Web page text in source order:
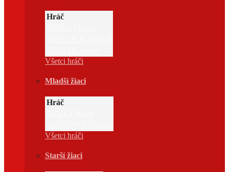
Hráč
Všetci hráči
Mladší žiaci
Hráč
Všetci hráči
Starší žiaci